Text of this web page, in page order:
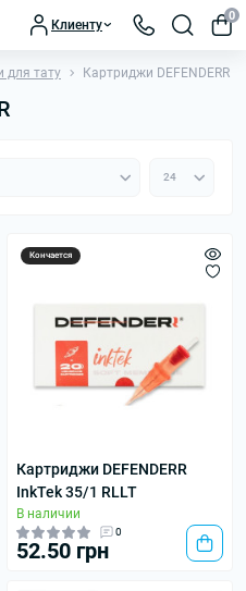
Клиенту
0
для тату Картриджи DEFENDERR
Кончается
Картриджи DEFENDERR
InkTek 35/1 RLLT
В наличии
0
52.50 грн